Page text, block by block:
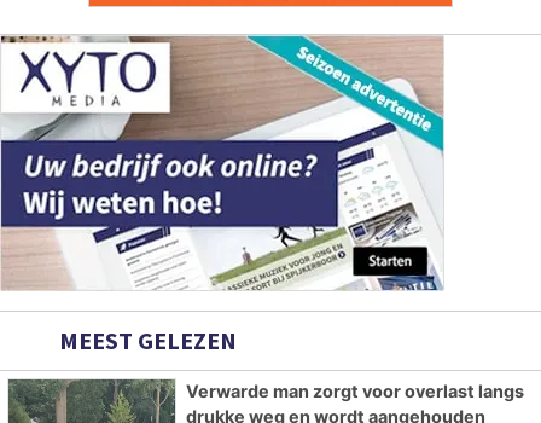
MEEST GELEZEN
Verwarde man zorgt voor overlast langs
drukke weg en wordt aangehouden